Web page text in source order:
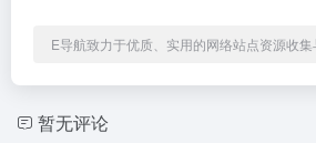
E导航致力于优质、实用的网络站点资源收集
暂无评论